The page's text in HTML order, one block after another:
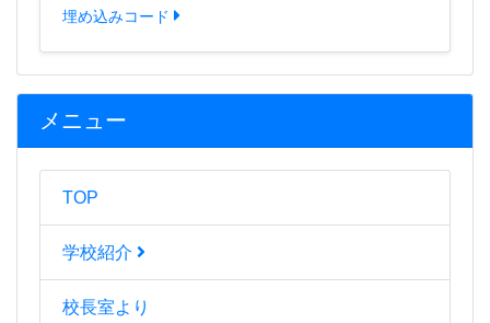
メニュー
TOP
学校紹介
校長室より
埋め込みコード